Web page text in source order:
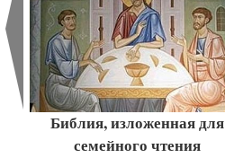
Библия, изложенная для
семейного чтения